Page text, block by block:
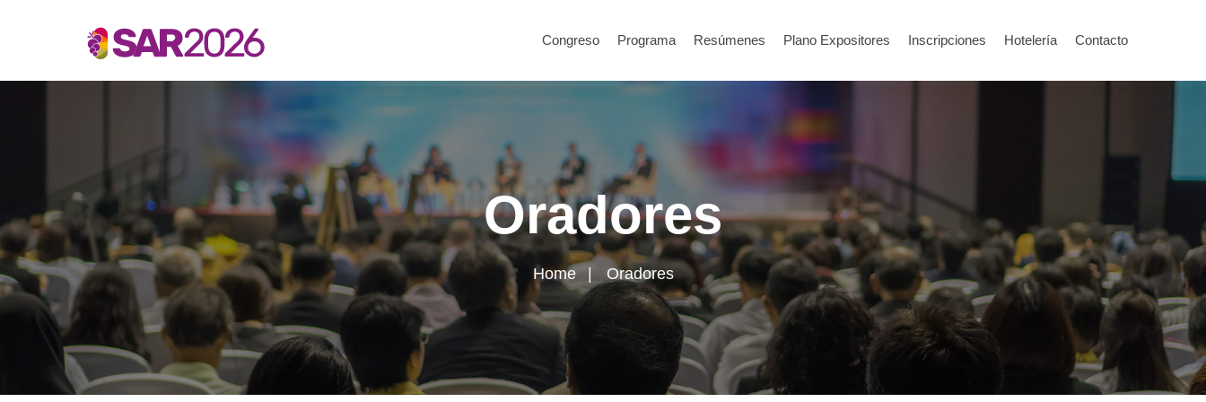
Congreso Programa Resúmenes Plano Expositores Inscripciones Hotelería Contacto
Oradores
Home Oradores